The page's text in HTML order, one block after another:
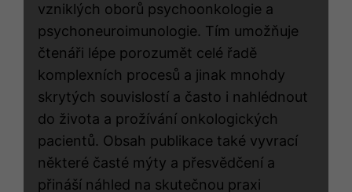
vzniklých oborů psychoonkologie a
psychoneuroimunologie. Tím umožňuje
čtenáři lépe porozumět celé řadě
komplexních procesů a jinak mnohdy
skrytých souvislostí a často i nahlédnout
do života a prožívání onkologických
pacientů. Obsah publikace také vyvrací
některé časté mýty a přesvědčení a
přináší náhled na skutečnou praxi